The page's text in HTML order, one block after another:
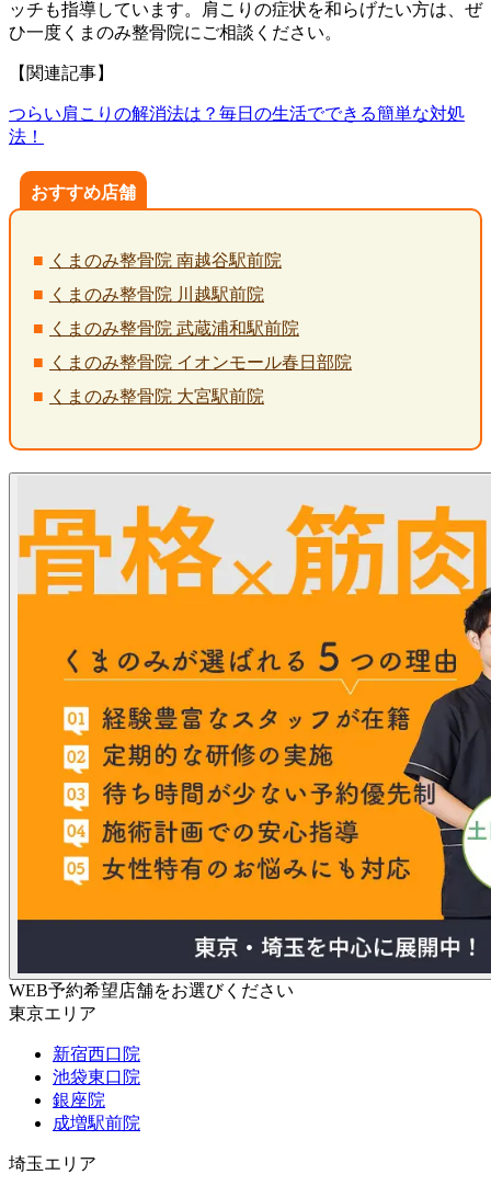
ッチも指導しています。肩こりの症状を和らげたい方は、ぜ
ひ一度くまのみ整骨院にご相談ください。
【関連記事】
つらい肩こりの解消法は？毎日の生活でできる簡単な対処
法！
おすすめ店舗
くまのみ整骨院 南越谷駅前院
くまのみ整骨院 川越駅前院
くまのみ整骨院 武蔵浦和駅前院
くまのみ整骨院 イオンモール春日部院
くまのみ整骨院 大宮駅前院
WEB予約希望店舗をお選びください
東京エリア
新宿西口院
池袋東口院
銀座院
成増駅前院
埼玉エリア